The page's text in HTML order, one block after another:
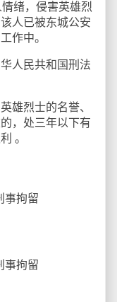
绪，侵害英雄烈
人已被东城公安
作中。
人民共和国刑法
烈士的名誉、
，处三年以下有
。